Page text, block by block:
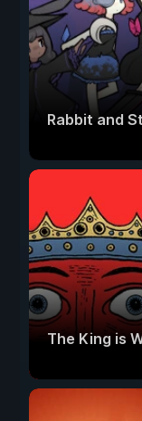
Rabbit and
The King is